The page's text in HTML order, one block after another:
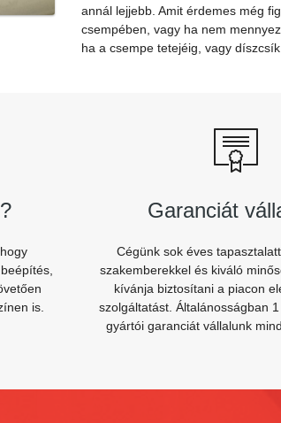
annál lejjebb. Amit érdemes még
csempében, vagy ha nem
ha a csempe tetejéig, vagy
is.
Garanciát
Cégünk sok éves
szakemberekkel és kiváló
kívánja biztosítani a piacon
szolgáltatást. Általánosságban
gyártói garanciát vállalunk